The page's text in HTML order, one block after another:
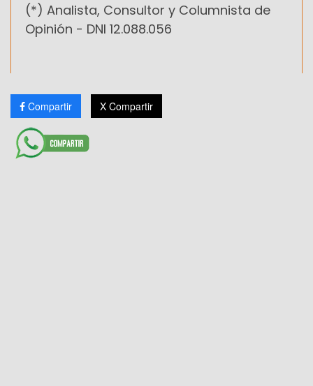
(*) Analista, Consultor y Columnista de
Opinión - DNI 12.088.056
Compartir X Compartir